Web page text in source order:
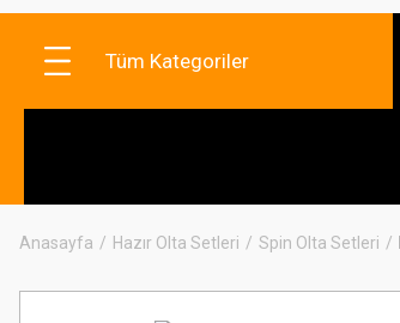
Tüm Kategoriler
Anasayfa Hazır Olta Setleri Spin Olta Setleri